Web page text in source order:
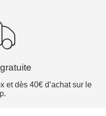
et dès 40€ d’achat sur le